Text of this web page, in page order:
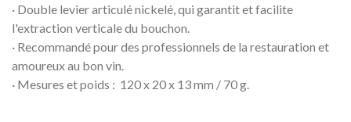
· Double levier articulé nickelé, qui garantit et facilite
l'extraction verticale du bouchon.
· Recommandé pour des professionnels de la restauration et
amoureux au bon vin.
· Mesures et poids : 120 x 20 x 13 mm / 70 g.